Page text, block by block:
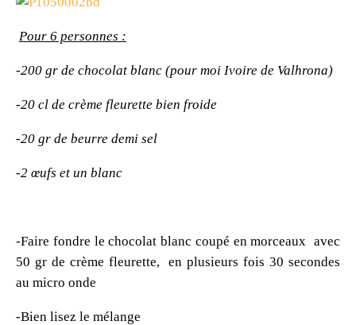
Pour 6 personnes :
-200 gr de chocolat blanc (pour moi Ivoire de Valhrona)
-20 cl de crème fleurette bien froide
-20 gr de beurre demi sel
-2 œufs et un blanc
-Faire fondre le chocolat blanc coupé en morceaux avec
50 gr de crème fleurette, en plusieurs fois 30 secondes
au micro onde
-Bien lisez le mélange